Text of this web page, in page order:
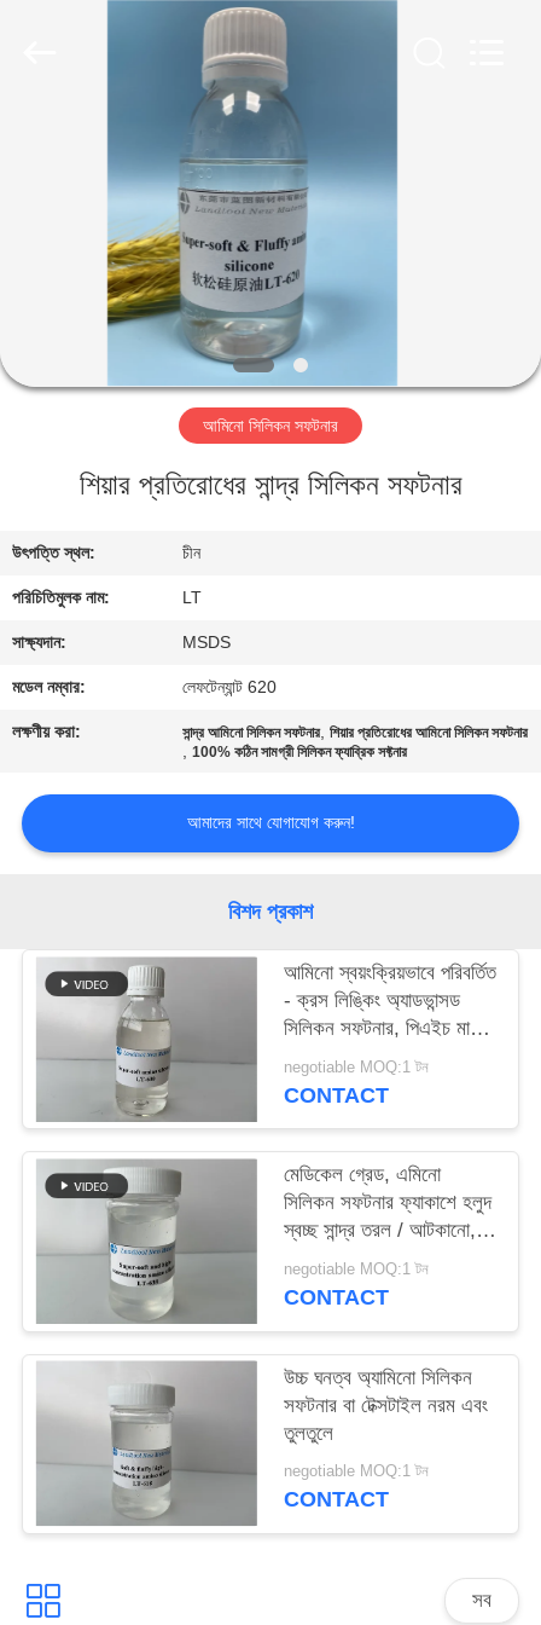
কারখানা
নিয়ন্ত্রণ
যোগাযোগ
করুন
উদ্ধৃতির
সাইট
ম্যাপ
PRIVACY
POLICY
আমিনো সিলিকন সফটনার
শিয়ার প্রতিরোধের সান্দ্র সিলিকন সফটনার
উৎপত্তি স্থল: চীন
পরিচিতিমুলক নাম: LT
সাক্ষ্যদান: MSDS
মডেল নম্বার: লেফটেন্যান্ট 620
লক্ষণীয় করা: সান্দ্র আমিনো সিলিকন সফটনার,শিয়ার প্রতিরোধের আমিনো সিলিকন সফটনার
,100% কঠিন সামগ্রী সিলিকন ফ্যাব্রিক সফ্টনার
আমাদের সাথে যোগাযোগ করুন!
বিশদ প্রকাশ
আমিনো স্বয়ংক্রিয়ভাবে পরিবর্তিত
- ক্রস লিঙ্কিং অ্যাডভান্সড
সিলিকন সফটনার, পিএইচ মান,
6.0 ~ 7.0, নরম এবং তুলতুলে
ফিনিস
negotiable MOQ:1 টন
CONTACT
মেডিকেল গ্রেড, এমিনো
সিলিকন সফটনার ফ্যাকাশে হলুদ
স্বচ্ছ সান্দ্র তরল / আটকানো,
নরম এবং তুলতুলে শেষ
negotiable MOQ:1 টন
CONTACT
উচ্চ ঘনত্ব অ্যামিনো সিলিকন
সফটনার বা টেক্সটাইল নরম এবং
তুলতুলে
negotiable MOQ:1 টন
CONTACT
সব